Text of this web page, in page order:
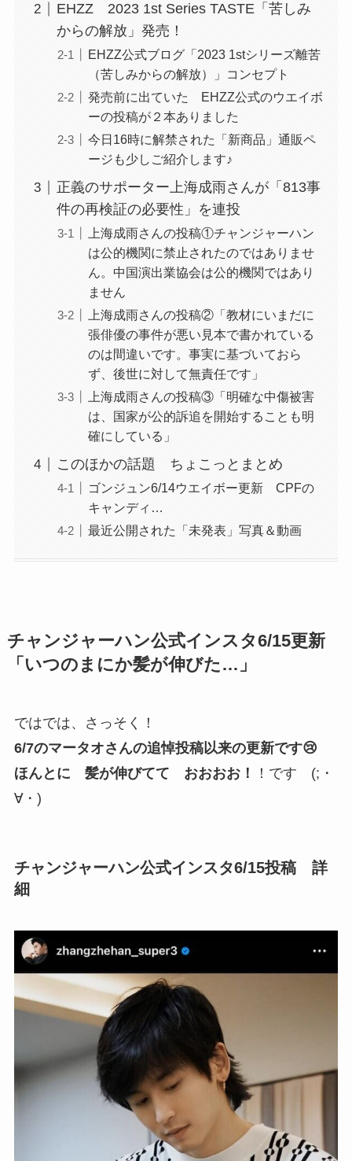
EHZZ 2023 1st Series TASTE「苦しみ
からの解放」発売！
EHZZ公式ブログ「2023 1stシリーズ離苦
（苦しみからの解放）」コンセプト
発売前に出ていた EHZZ公式のウエイボ
ーの投稿が２本ありました
今日16時に解禁された「新商品」通販ペ
ージも少しご紹介します♪
正義のサポーター上海成雨さんが「813事
件の再検証の必要性」を連投
上海成雨さんの投稿①チャンジャーハン
は公的機関に禁止されたのではありませ
ん。中国演出業協会は公的機関ではあり
ません
上海成雨さんの投稿②「教材にいまだに
張俳優の事件が悪い見本で書かれている
のは間違いです。事実に基づいておら
ず、後世に対して無責任です」
上海成雨さんの投稿③「明確な中傷被害
は、国家が公的訴追を開始することも明
確にしている」
このほかの話題 ちょこっとまとめ
ゴンジュン6/14ウエイボー更新 CPFの
キャンディ…
最近公開された「未発表」写真＆動画
チャンジャーハン公式インスタ6/15更新
「いつのまにか髪が伸びた…」
ではでは、さっそく！
6/7のマータオさんの追悼投稿以来の更新です😢
ほんとに 髪が伸びてて おおおお！
！です (;・
∀・)
チャンジャーハン公式インスタ6/15投稿 詳
細